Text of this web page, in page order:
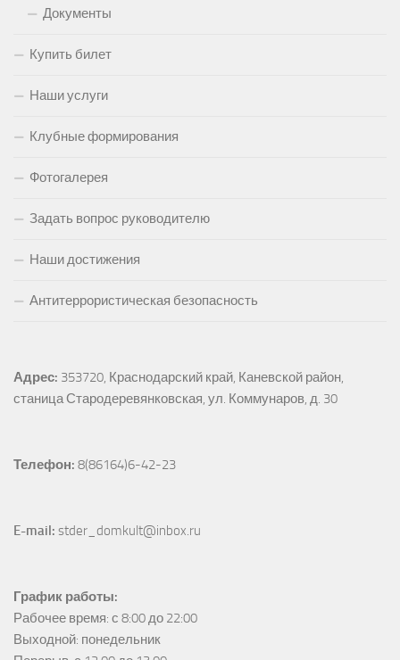
Документы
Купить билет
Наши услуги
Клубные формирования
Фотогалерея
Задать вопрос руководителю
Наши достижения
Антитеррористическая безопасность
Адрес: 353720, Краснодарский край, Каневской район,
станица Стародеревянковская, ул. Коммунаров, д. 30
Телефон: 8(86164)6-42-23
E-mail: stder_domkult@inbox.ru
График работы:
Рабочее время: с 8:00 до 22:00
Выходной: понедельник